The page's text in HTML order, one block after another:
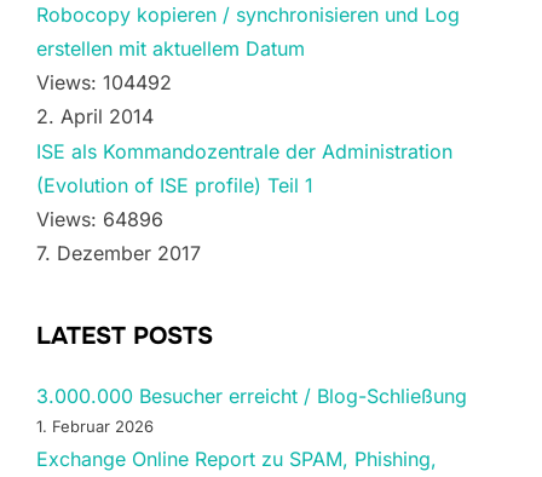
Robocopy kopieren / synchronisieren und Log
erstellen mit aktuellem Datum
Views: 104492
2. April 2014
ISE als Kommandozentrale der Administration
(Evolution of ISE profile) Teil 1
Views: 64896
7. Dezember 2017
LATEST POSTS
3.000.000 Besucher erreicht / Blog-Schließung
1. Februar 2026
Exchange Online Report zu SPAM, Phishing,